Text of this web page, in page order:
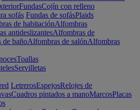
FundasCojín con relleno
sofás Fundas de sofásPlaids
de habitaciónAlfombras
antideslizantesAlfombras de
de bañoAlfombras de salónAlfombras
Toallas
Servilletas
LetrerosEspejosRelojes de
Cuadros pintados a manoMarcosPlacas